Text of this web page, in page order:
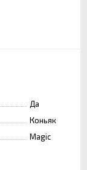
Да
Коньяк
Magic